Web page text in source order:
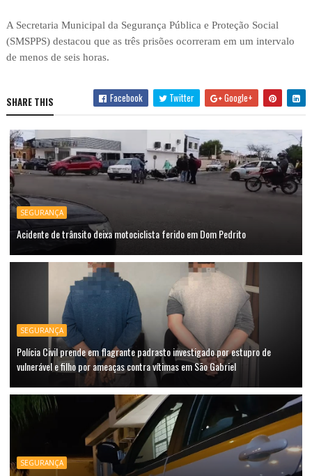
A Secretaria Municipal da Segurança Pública e Proteção Social
(SMSPPS) destacou que as três prisões ocorreram em um intervalo
de menos de seis horas.
SHARE THIS Facebook Twitter Google+
SEGURANÇA
Acidente de trânsito deixa motociclista ferido em Dom Pedrito
SEGURANÇA
Polícia Civil prende em flagrante padrasto investigado por estupro de
vulnerável e filho por ameaças contra vítimas em São Gabriel
SEGURANÇA